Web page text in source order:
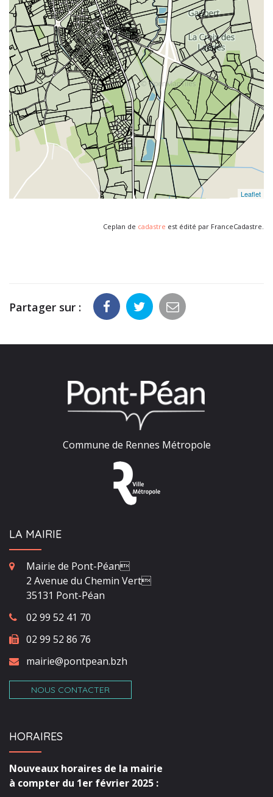
Ceplan de cadastre est édité par FranceCadastre.
Partager sur :
Commune de Rennes Métropole
LA MAIRIE
Mairie de Pont-Péan
2 Avenue du Chemin Vert
35131 Pont-Péan
02 99 52 41 70
02 99 52 86 76
mairie@pontpean.bzh
NOUS CONTACTER
HORAIRES
Nouveaux horaires de la mairie
à compter du 1er février 2025 :